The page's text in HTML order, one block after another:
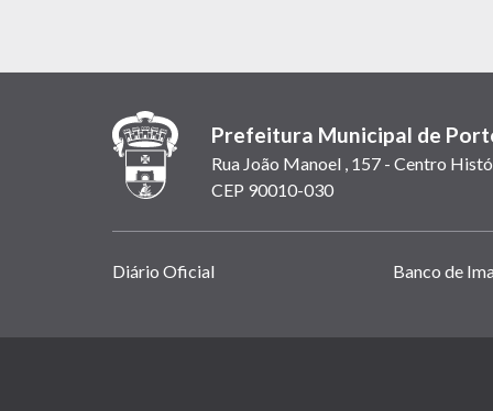
Prefeitura Municipal de
Rua João Manoel , 157 - Centro
CEP 90010-030
Links
Diário Oficial Banco de